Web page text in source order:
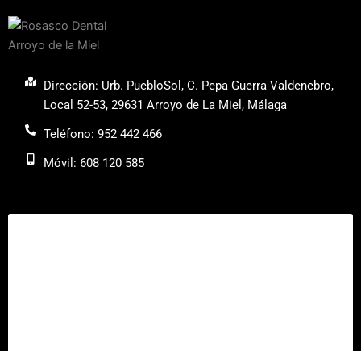
Dirección: Urb. PuebloSol, C. Pepa Guerra Valdenebro,
Local 52-53, 29631 Arroyo de La Miel, Málaga
Teléfono: 952 442 466
Móvil: 608 120 585